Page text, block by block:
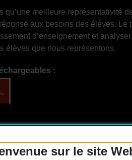
sur le site
qu’une meilleure représentativité
aux besoins des élèves. Le
d’enseignement et
élèves que nous représentons.
: